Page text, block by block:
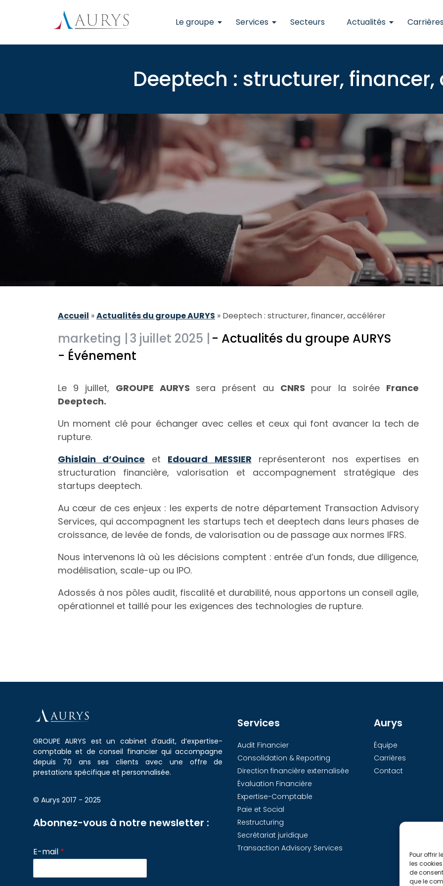
Pour offrir
les
de
que le
Le groupe Services Secteurs Actualités
Deeptech : structurer, financer,
Accueil »Actualités du groupe AURYS » Deeptech : structurer, financer, accélérer
marketing |3 juillet 2025 | - Actualités du groupe AURYS
- Événement
Le 9 juillet, GROUPE AURYS sera présent au CNRS pour la soirée France
Deeptech.
Un moment clé pour échanger avec celles et ceux qui font avancer la tech de
rupture.
Ghislain d’Ouince et Edouard MESSIER représenteront nos expertises en
structuration financière, valorisation et accompagnement stratégique des
startups deeptech.
Au cœur de ces enjeux : les experts de notre département Transaction Advisory
Services, qui accompagnent les startups tech et deeptech dans leurs phases de
croissance, de levée de fonds, de valorisation ou de passage aux normes IFRS.
Nous intervenons là où les décisions comptent : entrée d’un fonds, due diligence,
modélisation, scale-up ou IPO.
Adossés à nos pôles audit, fiscalité et durabilité, nous apportons un conseil agile,
opérationnel et taillé pour les exigences des technologies de rupture.
GROUPE AURYS est un cabinet d’audit, d’expertise-
comptable et de conseil financier qui accompagne
depuis 70 ans ses clients avec une offre de
prestations spécifique et personnalisée.
© Aurys 2017 - 2025
Abonnez-vous à notre newsletter :
E-mail *
Services
Audit Financier
Consolidation & Reporting
Direction financière externalisée
Évaluation Financière
Expertise-Comptable
Paie et Social
Restructuring
Secrétariat juridique
Transaction Advisory Services
Aurys
Équipe
Carrières
Contact